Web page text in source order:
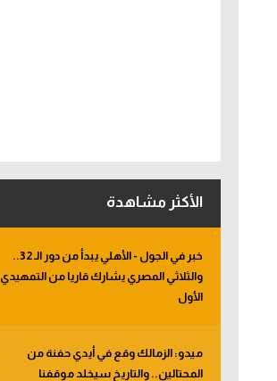
الأكثر مشاهدة
خبر في الجول - الأهلي يبدأ من دور الـ 32..
والثلاثي المصري يشارك قاريا من التمهيدي
الأول
ميدو: الزمالك وقع في أيدي حفنة من
المحتالين.. والتاريخ سيخلد موقفنا